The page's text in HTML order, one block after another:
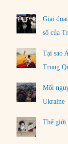
Giai
số của
Tại sao
Trung
Mối
Ukraine
Thế giới